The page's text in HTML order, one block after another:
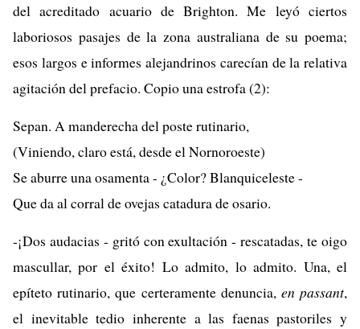
del acreditado acuario de Brighton. Me leyó ciertos
laboriosos pasajes de la zona australiana de su poema;
esos largos e informes alejandrinos carecían de la relativa
agitación del prefacio. Copio una estrofa (2):
Sepan. A manderecha del poste rutinario,
(Viniendo, claro está, desde el Nornoroeste)
Se aburre una osamenta - ¿Color? Blanquiceleste -
Que da al corral de ovejas catadura de osario.
-¡Dos audacias - gritó con exultación - rescatadas, te oigo
mascullar, por el éxito! Lo admito, lo admito. Una, el
epíteto rutinario, que certeramente denuncia, en passant,
el inevitable tedio inherente a las faenas pastoriles y